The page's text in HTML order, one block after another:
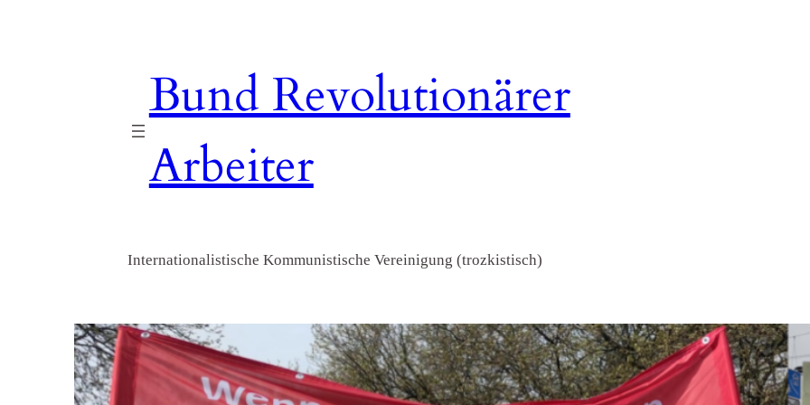
Bund Revolutionärer
Arbeiter
Internationalistische Kommunistische Vereinigung (trozkistisch)